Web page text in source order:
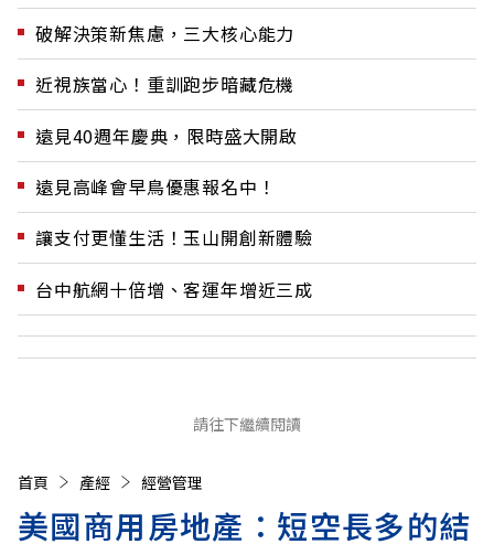
破解決策新焦慮，三大核心能力
近視族當心！重訓跑步暗藏危機
遠見40週年慶典，限時盛大開啟
遠見高峰會早鳥優惠報名中！
讓支付更懂生活！玉山開創新體驗
台中航網十倍增、客運年增近三成
請往下繼續閱讀
首頁 產經 經營管理
美國商用房地產：短空長多的結